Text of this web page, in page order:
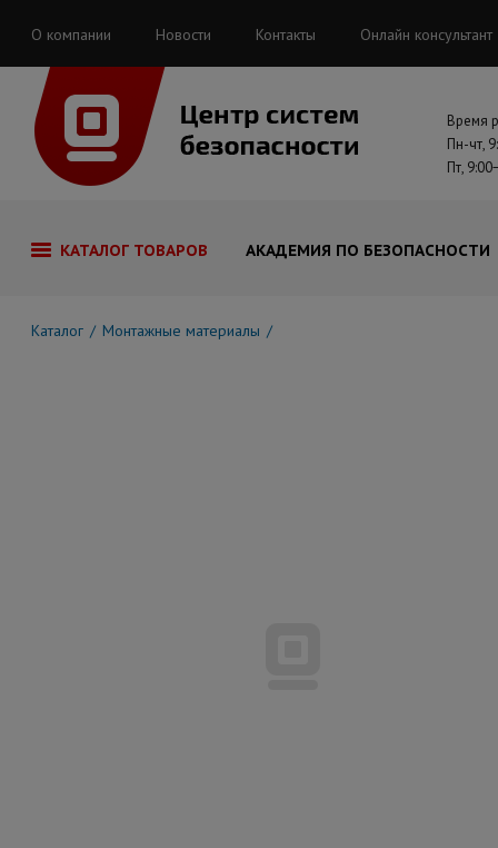
О компании Новости Контакты Онлайн консультант
Время
Пн-чт,
Пт,
КАТАЛОГ ТОВАРОВ АКАДЕМИЯ ПО БЕЗОПАСНОСТИ
Каталог Монтажные материалы